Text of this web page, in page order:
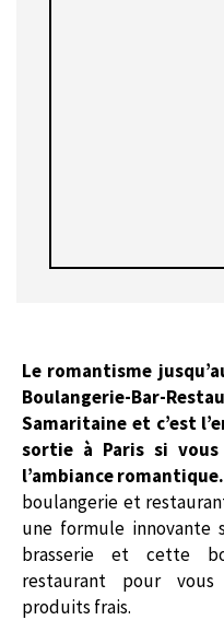
Le romantisme
Boulangerie-Bar-
Samaritaine et c’est
sortie à Paris si
l’ambiance
boulangerie et
une formule
brasserie et cette
restaurant pour vous
produits frais.